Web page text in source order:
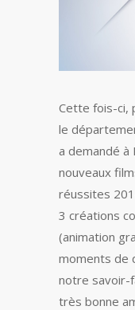
Cette fois-ci,
le
a demandé à
nouveaux
réussites
3 créations
(animation
moments de
notre savoir-
très bonne